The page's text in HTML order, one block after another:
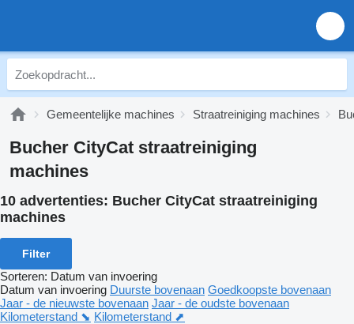
Gemeentelijke machines Straatreiniging machines
Bucher CityCat straatreiniging
machines
10 advertenties: Bucher CityCat straatreiniging
machines
Filter
Sorteren: Datum van invoering
Datum van invoering Duurste bovenaan Goedkoopste bovenaan
Jaar - de nieuwste bovenaan Jaar - de oudste bovenaan
Kilometerstand ⬊ Kilometerstand ⬈